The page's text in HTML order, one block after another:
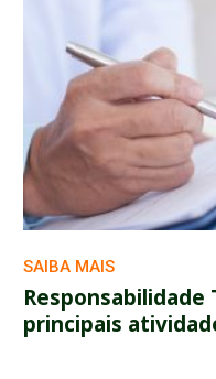
SAIBA MAIS
Responsabilidade
principais